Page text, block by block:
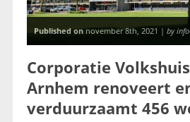
Published onnovember 8th, 2021 | by
Corporatie
Arnhem renoveert
verduurzaamt 456